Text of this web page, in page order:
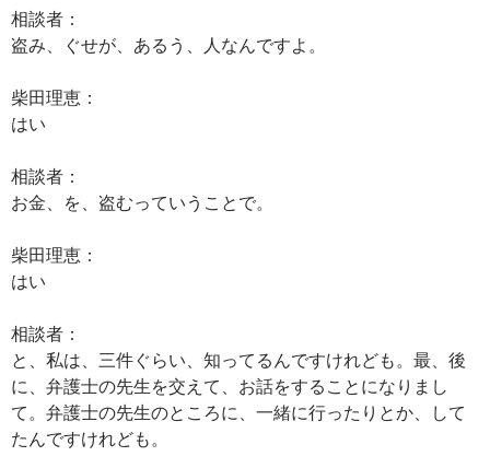
相談者：
盗み、ぐせが、あるう、人なんですよ。
柴田理恵：
はい
相談者：
お金、を、盗むっていうことで。
柴田理恵：
はい
相談者：
と、私は、三件ぐらい、知ってるんですけれども。最、後
に、弁護士の先生を交えて、お話をすることになりまし
て。弁護士の先生のところに、一緒に行ったりとか、して
たんですけれども。